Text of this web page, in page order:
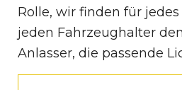
Rolle, wir finden für
jeden Fahrzeughalter
Anlasser, die passende